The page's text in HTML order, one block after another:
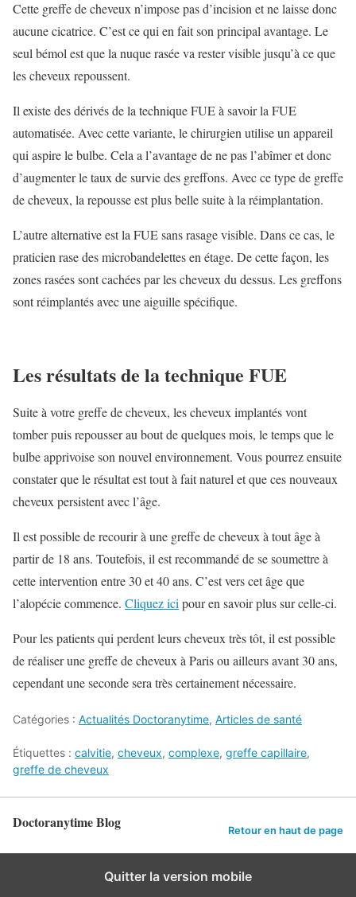
Cette greffe de cheveux n’impose pas d’incision et ne laisse donc
aucune cicatrice. C’est ce qui en fait son principal avantage. Le
seul bémol est que la nuque rasée va rester visible jusqu’à ce que
les cheveux repoussent.
Il existe des dérivés de la technique FUE à savoir la FUE
automatisée. Avec cette variante, le chirurgien utilise un appareil
qui aspire le bulbe. Cela a l’avantage de ne pas l’abîmer et donc
d’augmenter le taux de survie des greffons. Avec ce type de greffe
de cheveux, la repousse est plus belle suite à la réimplantation.
L’autre alternative est la FUE sans rasage visible. Dans ce cas, le
praticien rase des microbandelettes en étage. De cette façon, les
zones rasées sont cachées par les cheveux du dessus. Les greffons
sont réimplantés avec une aiguille spécifique.
Les résultats de la technique FUE
Suite à votre greffe de cheveux, les cheveux implantés vont
tomber puis repousser au bout de quelques mois, le temps que le
bulbe apprivoise son nouvel environnement. Vous pourrez ensuite
constater que le résultat est tout à fait naturel et que ces nouveaux
cheveux persistent avec l’âge.
Il est possible de recourir à une greffe de cheveux à tout âge à
partir de 18 ans. Toutefois, il est recommandé de se soumettre à
cette intervention entre 30 et 40 ans. C’est vers cet âge que
l’alopécie commence. Cliquez icipour en savoir plus sur celle-ci.
Pour les patients qui perdent leurs cheveux très tôt, il est possible
de réaliser une greffe de cheveux à Paris ou ailleurs avant 30 ans,
cependant une seconde sera très certainement nécessaire.
Catégories : Actualités Doctoranytime, Articles de santé
Étiquettes : calvitie, cheveux, complexe, greffe capillaire,
greffe de cheveux
Doctoranytime Blog Retour en haut de page
Quitter la version mobile